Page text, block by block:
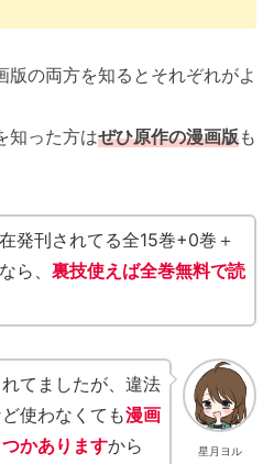
版の両方を知るとそれぞれがよ
知った方はぜひ原作の漫画版も
発刊されてる全15巻+0巻＋
ら、 裏技使えば全巻無料で読
星月ヨル
てましたが、違法
使わなくても漫画
かありますから